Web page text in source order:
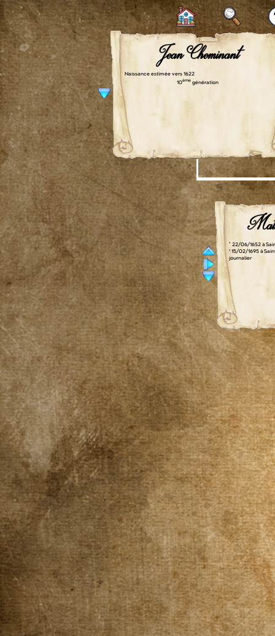
Jean Cheminant
Naissance estimée vers 1622
10ème génération
° 22/06/1652 à
† 15/02/1695 à
journalier